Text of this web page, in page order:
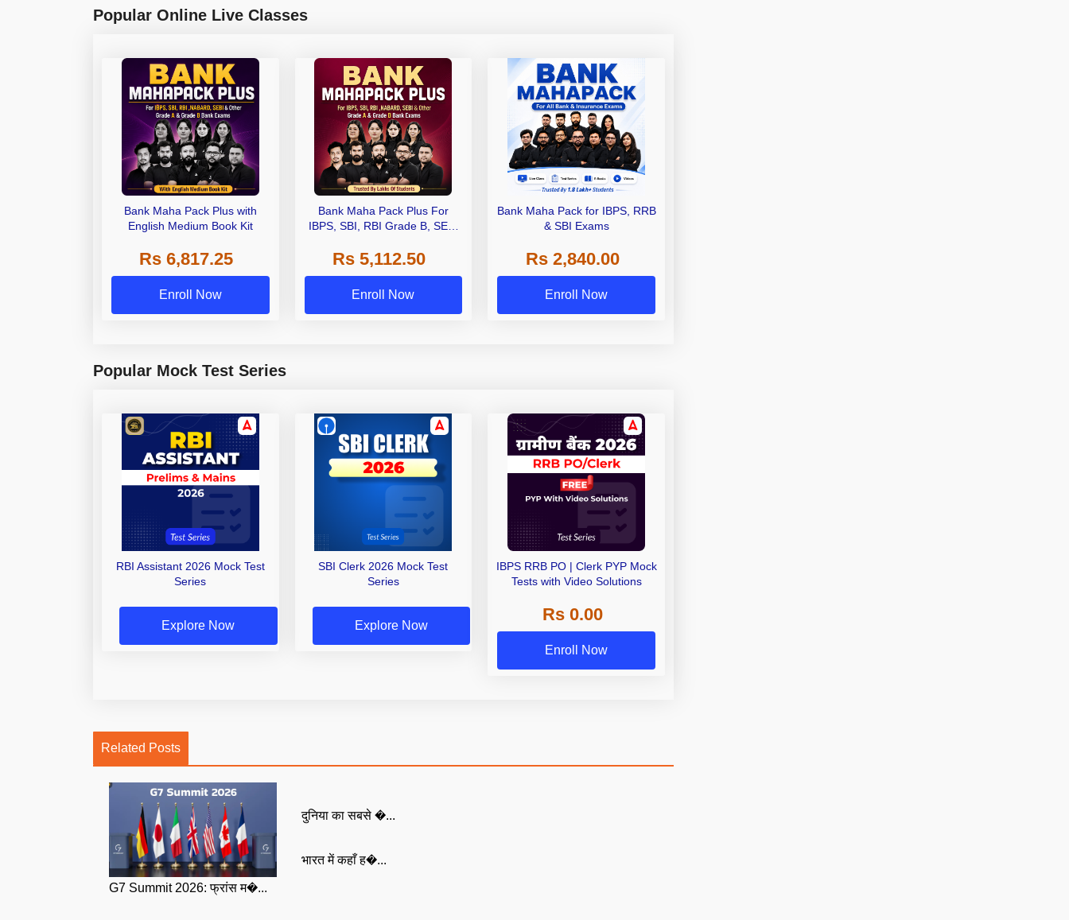
Popular Online Live Classes
Bank Maha Pack Plus with
English Medium Book Kit
Rs 6,817.25
Enroll Now
Bank Maha Pack Plus For
IBPS, SBI, RBI Grade B, SEBI
Other Grade A & Grade B Bank
Exams
Rs 5,112.50
Enroll Now
Bank Maha Pack for IBPS, RRB
& SBI Exams
Rs 2,840.00
Enroll Now
Popular Mock Test Series
RBI Assistant 2026 Mock Test
Series
Explore Now
SBI Clerk 2026 Mock Test
Series
Explore Now
IBPS RRB PO | Clerk PYP Mock
Tests with Video Solutions
Rs 0.00
Enroll Now
Related Posts
G7 Summit 2026: फ्रांस म�...
दुनिया का सबसे �...
भारत में कहाँ ह�...